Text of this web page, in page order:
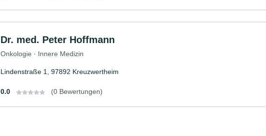
Dr. med. Peter Hoffmann
Onkologie · Innere Medizin
Lindenstraße 1, 97892 Kreuzwertheim
0.0 (0 Bewertungen)